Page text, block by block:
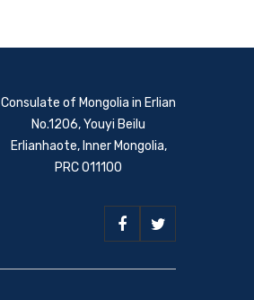
Consulate of Mongolia in Erlian
No.1206, Youyi Beilu
Erlianhaote, Inner Mongolia,
PRC 011100